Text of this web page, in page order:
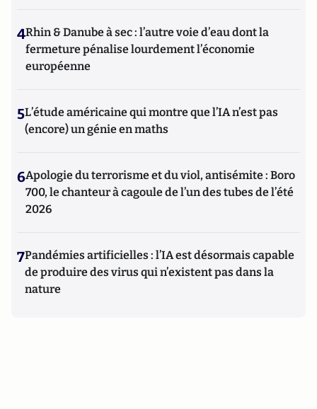
4Rhin & Danube à sec : l’autre voie d’eau dont la
fermeture pénalise lourdement l’économie
européenne
5L’étude américaine qui montre que l’IA n’est pas
(encore) un génie en maths
6Apologie du terrorisme et du viol, antisémite : Boro
700, le chanteur à cagoule de l’un des tubes de l’été
2026
7Pandémies artificielles : l’IA est désormais capable
de produire des virus qui n’existent pas dans la
nature